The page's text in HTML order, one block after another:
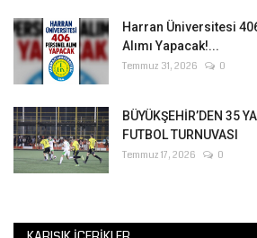
Harran Üniversitesi
Alımı Yapacak!...
Temmuz 31, 2026 0
BÜYÜKŞEHİR’DEN 35
FUTBOL TURNUVASI
Temmuz 17, 2026 0